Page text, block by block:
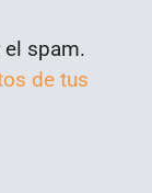
spam.
de tus